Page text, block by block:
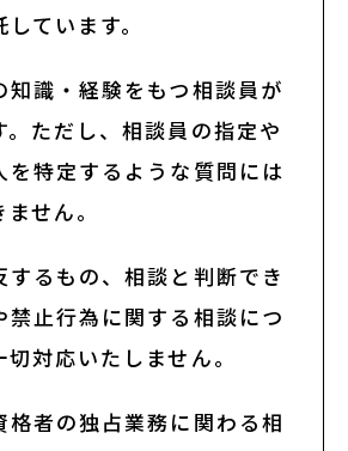
情報
いて
いて
ています。
知識・経験をもつ相談員が
。ただし、相談員の指定や
を特定するような質問には
せん。
するもの、相談と判断でき
禁止行為に関する相談につ
対応いたしません。
格者の独占業務に関わる相